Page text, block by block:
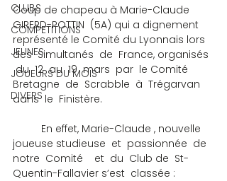
CLUBS
COMPETITIONS
JEUNES
JOUEURS DU MOIS
DIVERS
Coup de chapeau à Marie-Claude
GIRERD-POTTIN  (5A) qui a dignement
représenté le Comité du Lyonnais lors
des  Simultanés  de  France, organisés
du  12  au  19  mars  par  le Comité
Bretagne  de  Scrabble  à  Trégarvan
dans  le  Finistère.
joueuse studieuse  et  passionnée  de
notre  Comité    et  du  Club de  St-
Quentin-Fallavier s’est  classée :